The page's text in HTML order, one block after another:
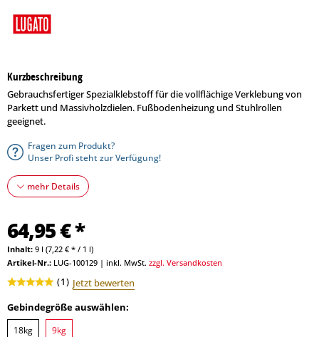
Kurzbeschreibung
Gebrauchsfertiger Spezialklebstoff für die vollflächige Verklebung von
Parkett und Massivholzdielen. Fußbodenheizung und Stuhlrollen
geeignet.
Fragen zum Produkt?
Unser Profi steht zur Verfügung!
mehr Details
64,95 € *
Inhalt: 9 l (7,22 € * / 1 l)
Artikel-Nr.: LUG-100129 | inkl. MwSt. zzgl. Versandkosten
(1) Jetzt bewerten
Gebindegröße auswählen:
18kg 9kg